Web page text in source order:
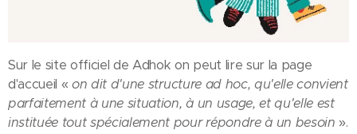
Sur le site officiel de Adhok on peut lire sur la page
d'accueil « on dit d'une structure ad hoc, qu'elle convient
parfaitement à une situation, à un usage, et qu'elle est
instituée tout spécialement pour répondre à un besoin».